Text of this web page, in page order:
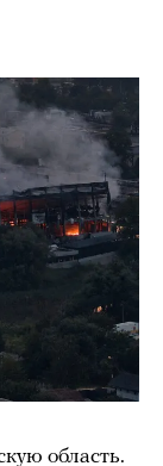
область.